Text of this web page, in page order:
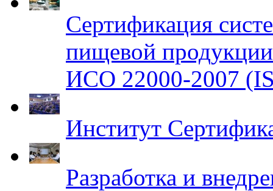
Сертификация
пищевой
ИСО 22000-2007
Институт
Разработка и